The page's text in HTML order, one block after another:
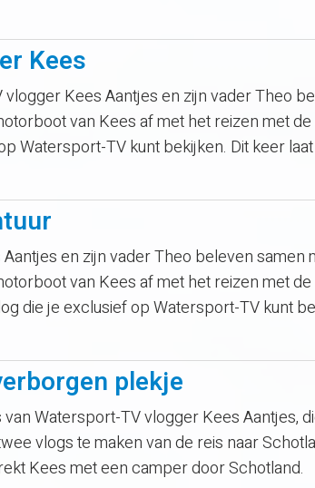
Kees
vlogger Kees Aantjes en zijn vader Theo
van Kees af met het reizen met
Watersport-TV kunt bekijken. Dit keer
en zijn vader Theo beleven samen
van Kees af met het reizen met de
die je exclusief op Watersport-TV kunt
plekje
Watersport-TV vlogger Kees Aantjes,
vlogs te maken van de reis naar
Kees met een camper door Schotland.